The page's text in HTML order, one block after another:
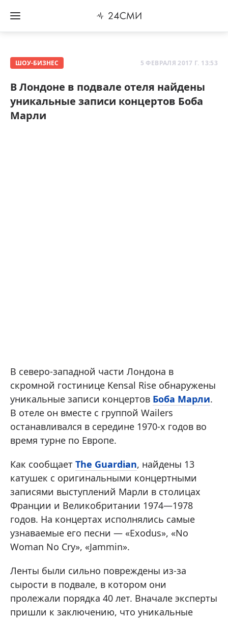
ШОУ-БИЗНЕС 5 ФЕВРАЛЯ 2017 Г. 13:53
В Лондоне в подвале отеля найдены
уникальные записи концертов Боба
Марли
В северо-западной части Лондона в
скромной гостинице Kensal Rise обнаружены
уникальные записи концертов Боба Марли.
В отеле он вместе с группой Wailers
останавливался в середине 1970-х годов во
время турне по Европе.
Как сообщает The Guardian, найдены 13
катушек с оригинальными концертными
записями выступлений Марли в столицах
Франции и Великобритании 1974—1978
годов. На концертах исполнялись самые
узнаваемые его песни — «Exodus», «No
Woman No Cry», «Jammin».
Ленты были сильно повреждены из-за
сырости в подвале, в котором они
пролежали порядка 40 лет. Вначале эксперты
пришли к заключению, что уникальные